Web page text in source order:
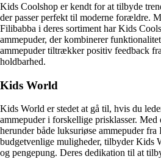
Kids Coolshop er kendt for at tilbyde
der passer perfekt til moderne forældre.
Filibabba i deres sortiment har Kids
ammepuder, der kombinerer
ammepuder tiltrækker positiv feedback
holdbarhed.
Kids World
Kids World er stedet at gå til, hvis du
ammepuder i forskellige prisklasser. Med
herunder både luksuriøse ammepuder
budgetvenlige muligheder, tilbyder Kids
og pengepung. Deres dedikation til at